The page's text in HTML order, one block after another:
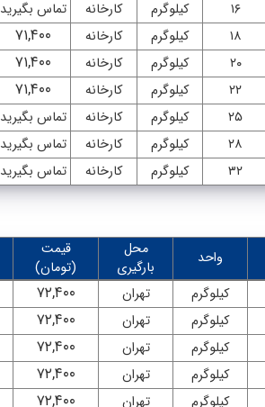
۱۶ کیلوگرم کارخانه تماس بگیرید
۱۸ کیلوگرم کارخانه ۷۱,۴۰۰
۲۰ کیلوگرم کارخانه ۷۱,۴۰۰
۲۲ کیلوگرم کارخانه ۷۱,۴۰۰
۲۵ کیلوگرم کارخانه تماس بگیرید
۲۸ کیلوگرم کارخانه تماس بگیرید
۳۲ کیلوگرم کارخانه تماس بگیرید
واحد
محل
بارگیری
قیمت
(تومان)
کیلوگرم تهران ۷۲,۴۰۰
کیلوگرم تهران ۷۲,۴۰۰
کیلوگرم تهران ۷۲,۴۰۰
کیلوگرم تهران ۷۲,۴۰۰
کیلوگرم تهران ۷۲,۴۰۰